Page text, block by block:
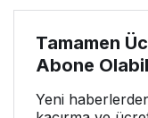
Tamamen
Abone
Yeni